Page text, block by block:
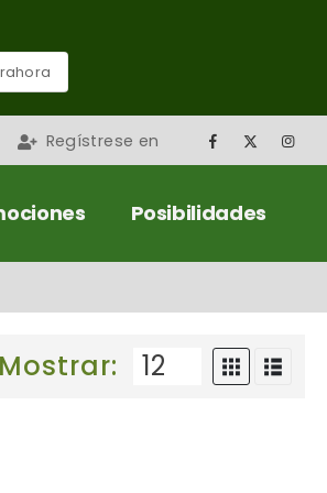
Regístrese en
Posibilidades
Mostrar: